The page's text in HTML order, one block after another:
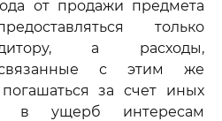
от продажи предмета
только
а расходы,
связанные с этим же
за счет иных
в ущерб интересам